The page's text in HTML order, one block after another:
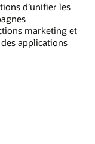
d’unifier les
marketing et
applications